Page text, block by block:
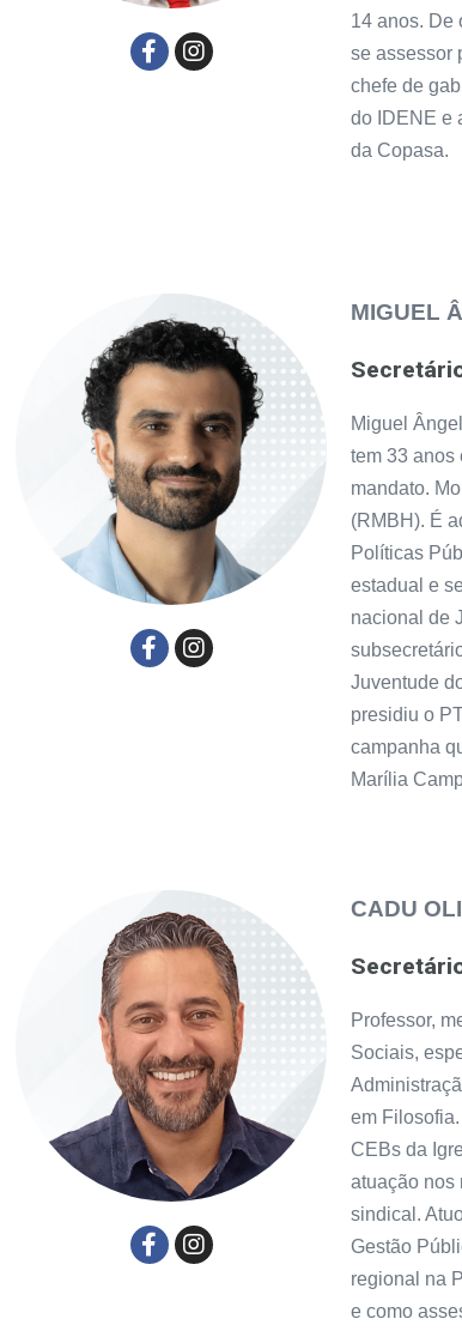
14 anos. De
se assessor
chefe de
do IDENE e
da Copasa.
MIGUEL
Miguel
tem 33 anos
mandato.
(RMBH). É
Políticas
estadual e
nacional de
Juventude
presidiu o
campanha
Marília
CADU
Professor,
Sociais,
em
CEBs da
atuação nos
sindical.
Gestão
regional na
e como